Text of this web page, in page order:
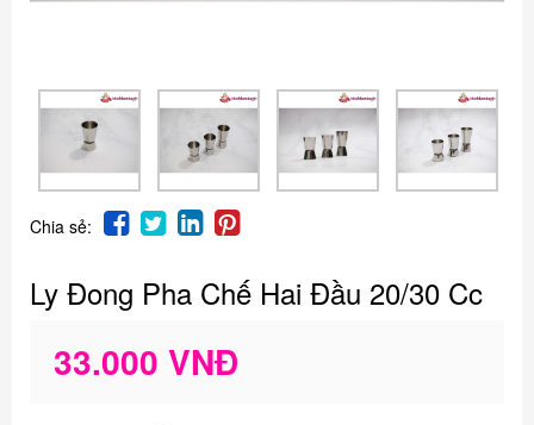
Chia sẻ:
Ly Đong Pha Chế Hai Đầu 20/30 Cc
33.000 VNĐ